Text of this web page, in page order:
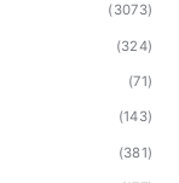
(3073)
(324)
(71)
(143)
(381)